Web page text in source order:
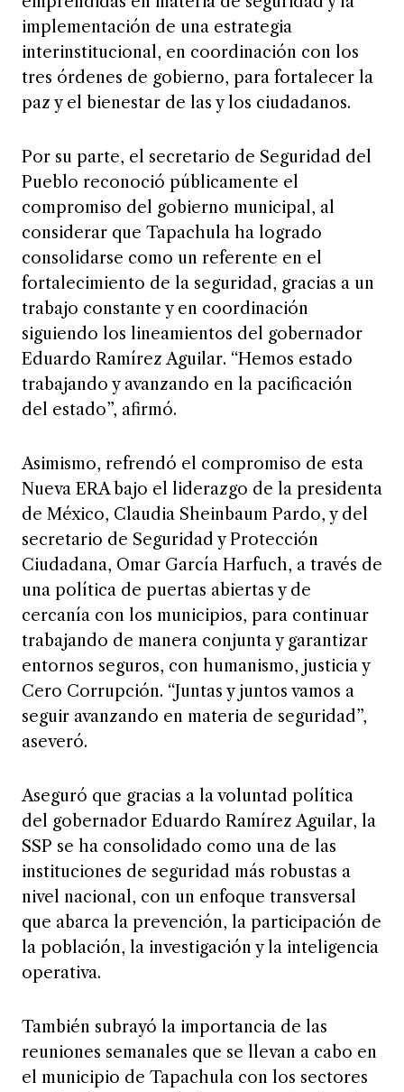
implementación de una estrategia
interinstitucional, en coordinación con los
tres órdenes de gobierno, para fortalecer la
paz y el bienestar de las y los ciudadanos.
Por su parte, el secretario de Seguridad del
Pueblo reconoció públicamente el
compromiso del gobierno municipal, al
considerar que Tapachula ha logrado
consolidarse como un referente en el
fortalecimiento de la seguridad, gracias a un
trabajo constante y en coordinación
siguiendo los lineamientos del gobernador
Eduardo Ramírez Aguilar. “Hemos estado
trabajando y avanzando en la pacificación
del estado”, afirmó.
Asimismo, refrendó el compromiso de esta
Nueva ERA bajo el liderazgo de la presidenta
de México, Claudia Sheinbaum Pardo, y del
secretario de Seguridad y Protección
Ciudadana, Omar García Harfuch, a través de
una política de puertas abiertas y de
cercanía con los municipios, para continuar
trabajando de manera conjunta y garantizar
entornos seguros, con humanismo, justicia y
Cero Corrupción. “Juntas y juntos vamos a
seguir avanzando en materia de seguridad”,
aseveró.
Aseguró que gracias a la voluntad política
del gobernador Eduardo Ramírez Aguilar, la
SSP se ha consolidado como una de las
instituciones de seguridad más robustas a
nivel nacional, con un enfoque transversal
que abarca la prevención, la participación de
la población, la investigación y la inteligencia
operativa.
También subrayó la importancia de las
reuniones semanales que se llevan a cabo en
el municipio de Tapachula con los sectores